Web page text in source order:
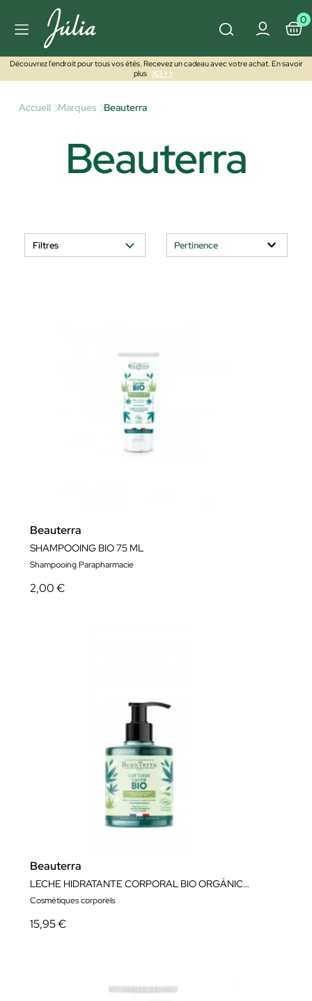
0
Découvrez l'endroit pour tous vos étés. Recevez un cadeau avec votre achat. En savoir
plus
ICI >>
Accueil Marques Beauterra
Beauterra
Filtres
Beauterra
SHAMPOOING BIO 75 ML
Shampooing Parapharmacie
2,00 €
Beauterra
LECHE HIDRATANTE CORPORAL BIO ORGÁNICA 500ml
Cosmétiques corporels
15,95 €